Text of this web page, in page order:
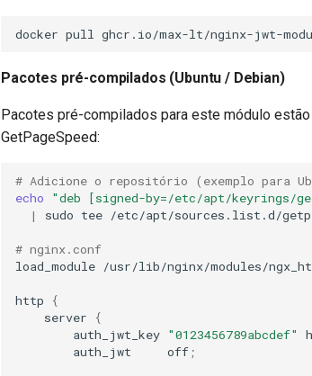
Pacotes pré-compilados (Ubuntu / Debian)
Pacotes pré-compilados para este módulo
GetPageSpeed:
# Adicione o repositório (exemplo para
echo
"deb [signed-by=/etc/apt/keyrings/
|
sudo tee /etc/apt/sources.list.d/
# nginx.conf
load_module /usr/lib/nginx/modules/
http
{
server
{
auth_jwt_key "0123456789abcdef"
auth_jwt
off ;